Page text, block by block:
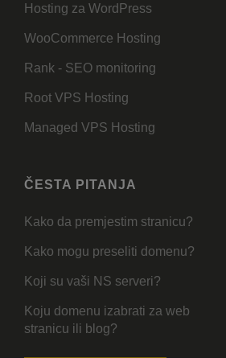
Hosting za WordPress
WooCommerce Hosting
Rank - SEO monitoring
Root VPS Hosting
Managed VPS Hosting
ČESTA PITANJA
Kako da premjestim stranicu?
Kako mogu preseliti domenu?
Koji su vaši NS serveri?
Koju domenu izabrati za web
stranicu ili blog?